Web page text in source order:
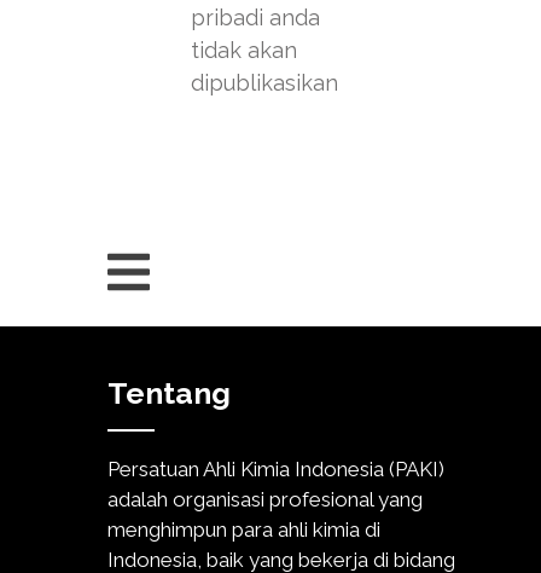
pribadi anda
tidak akan
dipublikasikan
Tentang
Persatuan Ahli Kimia Indonesia (PAKI)
adalah organisasi profesional yang
menghimpun para ahli kimia di
Indonesia, baik yang bekerja di bidang